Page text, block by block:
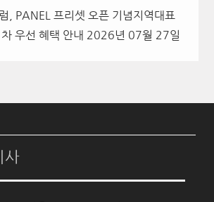
, PANEL 프리셋 오픈 기념지역대표
우선 혜택 안내 2026년 07월 27일
사